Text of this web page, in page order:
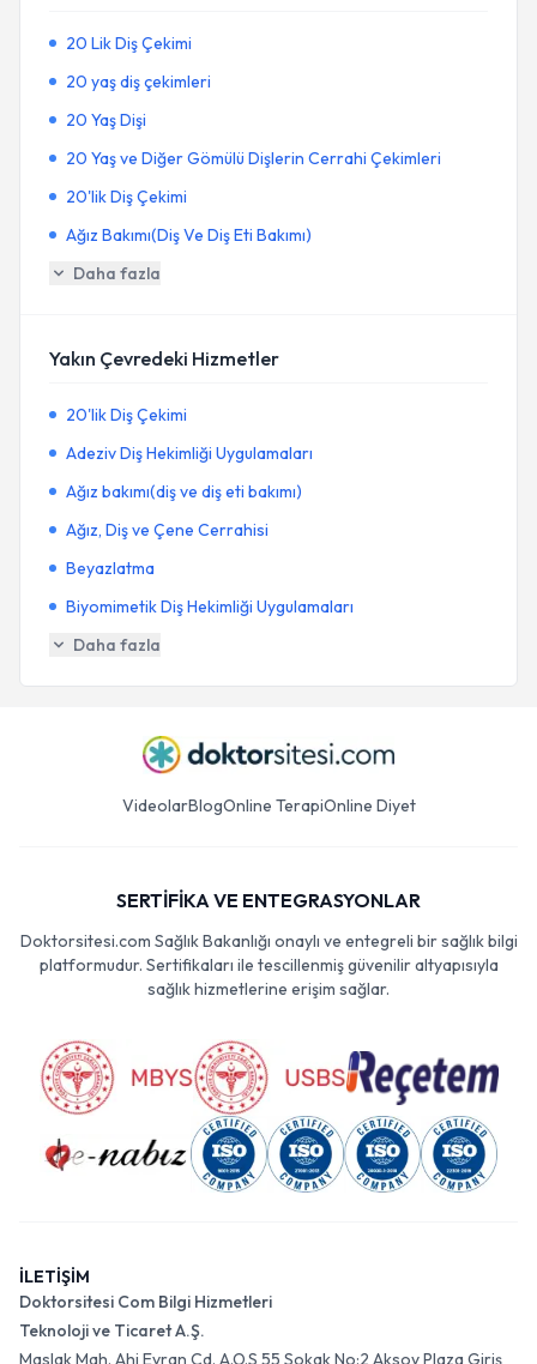
20 Lik Diş Çekimi
20 yaş diş çekimleri
20 Yaş Dişi
20 Yaş ve Diğer Gömülü Dişlerin Cerrahi Çekimleri
20'lik Diş Çekimi
Ağız Bakımı(Diş Ve Diş Eti Bakımı)
Daha fazla
Yakın Çevredeki Hizmetler
20'lik Diş Çekimi
Adeziv Diş Hekimliği Uygulamaları
Ağız bakımı(diş ve diş eti bakımı)
Ağız, Diş ve Çene Cerrahisi
Beyazlatma
Biyomimetik Diş Hekimliği Uygulamaları
Daha fazla
VideolarBlogOnline TerapiOnline Diyet
SERTİFİKA VE ENTEGRASYONLAR
Doktorsitesi.com Sağlık Bakanlığı onaylı ve entegreli bir sağlık bilgi
platformudur. Sertifikaları ile tescillenmiş güvenilir altyapısıyla
sağlık hizmetlerine erişim sağlar.
İLETİŞİM
Doktorsitesi Com Bilgi Hizmetleri
Teknoloji ve Ticaret A.Ş.
Maslak Mah. Ahi Evran Cd. A.O.S 55 Sokak No:2 Aksoy Plaza Giriş